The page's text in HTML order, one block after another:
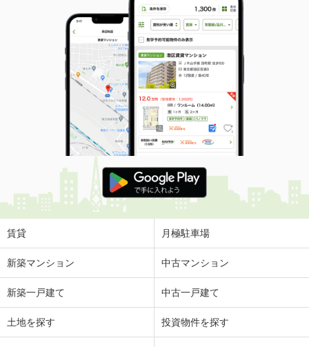
賃貸 月極駐車場
新築マンション 中古マンション
新築一戸建て 中古一戸建て
土地を探す 投資物件を探す